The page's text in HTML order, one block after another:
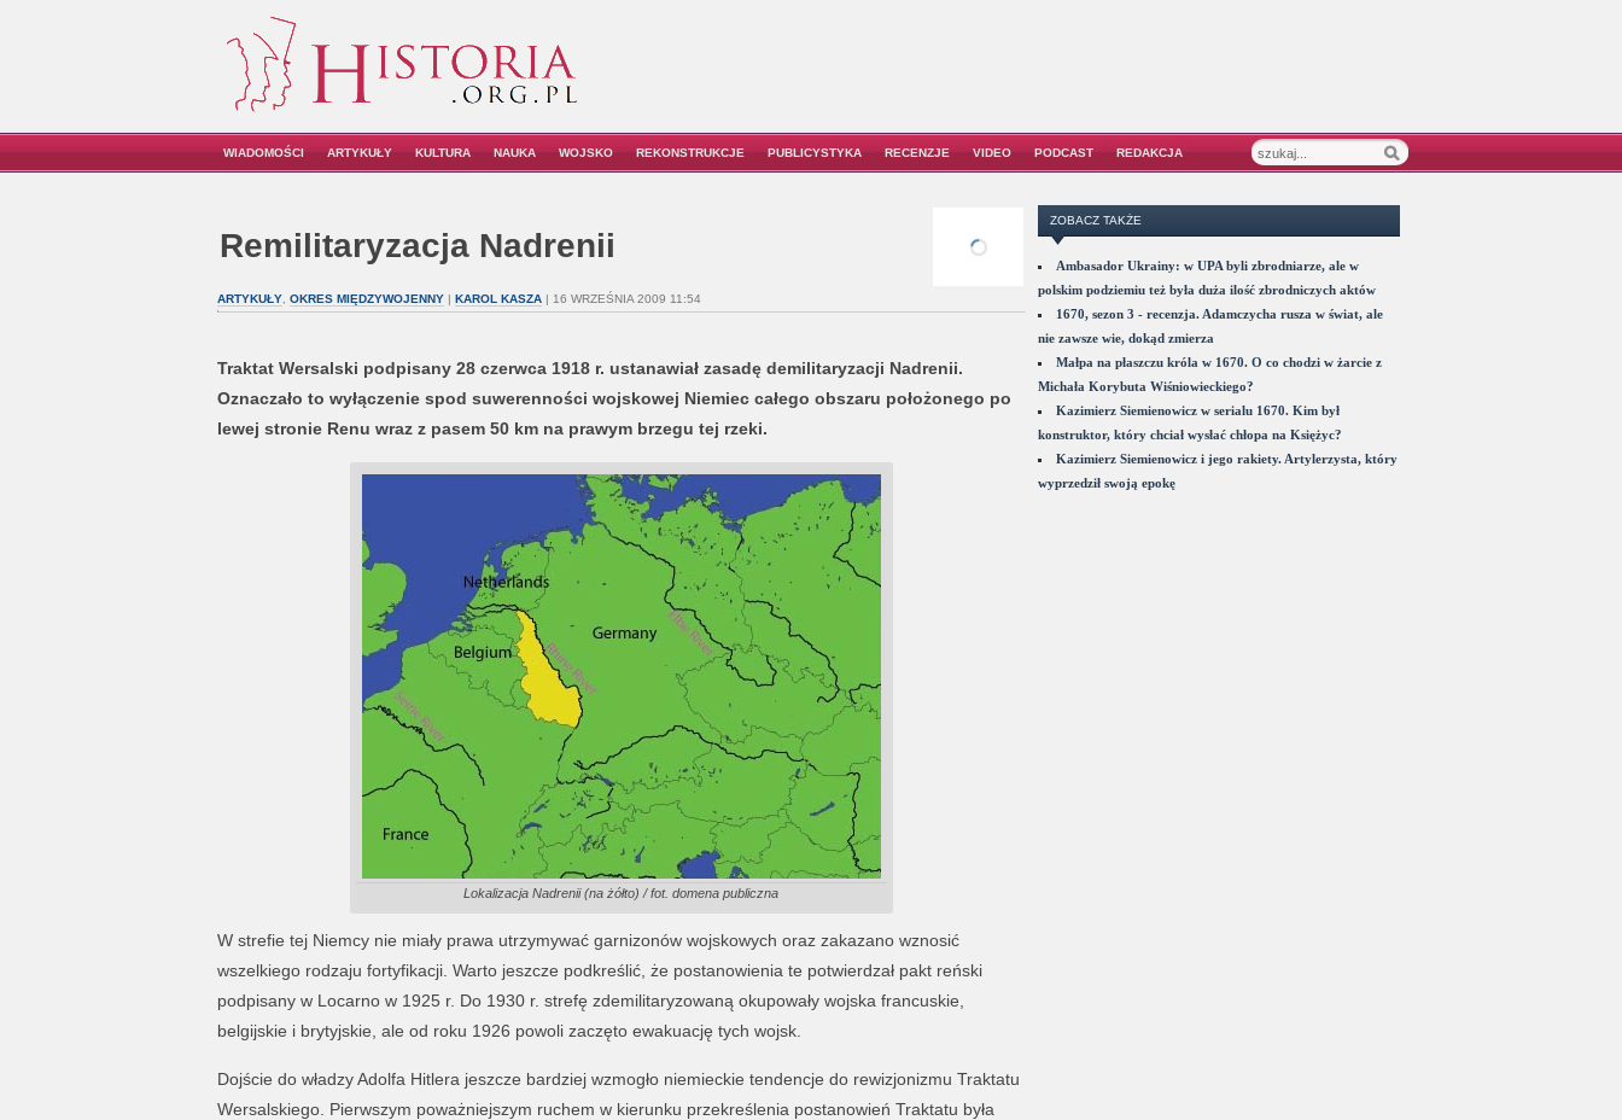
WIADOMOŚCI ARTYKUŁY KULTURA NAUKA WOJSKO REKONSTRUKCJE PUBLICYSTYKA RECENZJE VIDEO PODCAST REDAKCJA
Remilitaryzacja Nadrenii
ARTYKUŁY, OKRES MIĘDZYWOJENNY| KAROL KASZA| 16 WRZEŚNIA 2009 11:54
Traktat Wersalski podpisany 28 czerwca 1918 r. ustanawiał zasadę demilitaryzacji Nadrenii.
Oznaczało to wyłączenie spod suwerenności wojskowej Niemiec całego obszaru położonego po
lewej stronie Renu wraz z pasem 50 km na prawym brzegu tej rzeki.
Lokalizacja Nadrenii (na żółto) / fot. domena publiczna
W strefie tej Niemcy nie miały prawa utrzymywać garnizonów wojskowych oraz zakazano wznosić
wszelkiego rodzaju fortyfikacji. Warto jeszcze podkreślić, że postanowienia te potwierdzał pakt reński
podpisany w Locarno w 1925 r. Do 1930 r. strefę zdemilitaryzowaną okupowały wojska francuskie,
belgijskie i brytyjskie, ale od roku 1926 powoli zaczęto ewakuację tych wojsk.
Dojście do władzy Adolfa Hitlera jeszcze bardziej wzmogło niemieckie tendencje do rewizjonizmu Traktatu
Wersalskiego. Pierwszym poważniejszym ruchem w kierunku przekreślenia postanowień Traktatu była
ZOBACZ TAKŻE
Ambasador Ukrainy: w UPA byli zbrodniarze, ale w
polskim podziemiu też była duża ilość zbrodniczych aktów
1670, sezon 3 - recenzja. Adamczycha rusza w świat, ale
nie zawsze wie, dokąd zmierza
Małpa na płaszczu króla w 1670. O co chodzi w żarcie z
Michała Korybuta Wiśniowieckiego?
Kazimierz Siemienowicz w serialu 1670. Kim był
konstruktor, który chciał wysłać chłopa na Księżyc?
Kazimierz Siemienowicz i jego rakiety. Artylerzysta, który
wyprzedził swoją epokę